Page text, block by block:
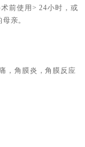
前使用> 24小时，或
亲。
，角膜炎，角膜反应